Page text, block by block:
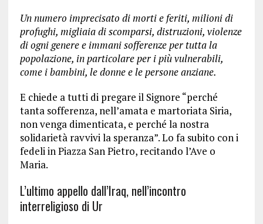
Un numero imprecisato di morti e feriti, milioni di
profughi, migliaia di scomparsi, distruzioni, violenze
di ogni genere e immani sofferenze per tutta la
popolazione, in particolare per i più vulnerabili,
come i bambini, le donne e le persone anziane.
E chiede a tutti di pregare il Signore “perché
tanta sofferenza, nell’amata e martoriata Siria,
non venga dimenticata, e perché la nostra
solidarietà ravvivi la speranza”. Lo fa subito con i
fedeli in Piazza San Pietro, recitando l’Ave o
Maria.
L’ultimo appello dall’Iraq, nell’incontro
interreligioso di Ur